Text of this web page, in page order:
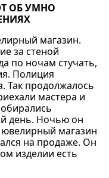
ОБ УМНО
магазин.
за стеной
по ночам стучать,
Полиция
Так продолжалось
мастера и
день. Ночью он
ювелирный магазин
на продаже. Он
изделии есть